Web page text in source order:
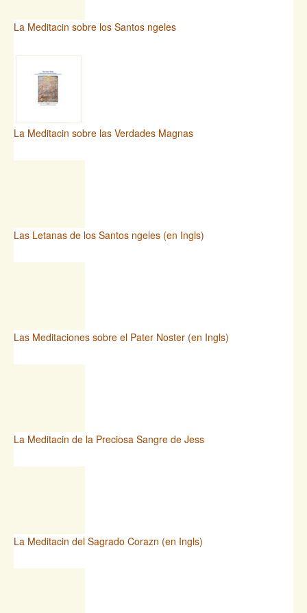
La Meditacin sobre los Santos ngeles
La Meditacin sobre las Verdades Magnas
Las Letanas de los Santos ngeles (en Ingls)
Las Meditaciones sobre el Pater Noster (en Ingls)
La Meditacin de la Preciosa Sangre de Jess
La Meditacin del Sagrado Corazn (en Ingls)